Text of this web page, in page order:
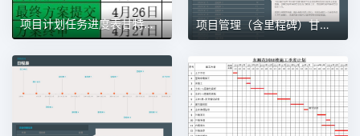
项目计划任务进度表甘特图1甘特图excel模板 项目管理（含里程碑）甘特图excel模板